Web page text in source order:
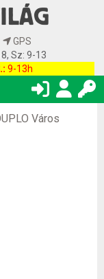
GPS
Sz: 9-13
9-13h
Város